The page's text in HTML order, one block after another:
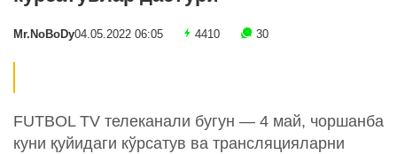
Mr.NoBoDy04.05.2022 06:05 4410 30
FUTBOL TV телеканали бугун — 4 май, чоршанба
куни қуйидаги кўрсатув ва трансляцияларни